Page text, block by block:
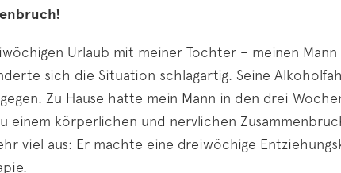
Urlaub mit meiner Tochter – meinen
sich die Situation schlagartig. Seine
Zu Hause hatte mein Mann in den drei
einem körperlichen und nervlichen
viel aus: Er machte eine dreiwöchige